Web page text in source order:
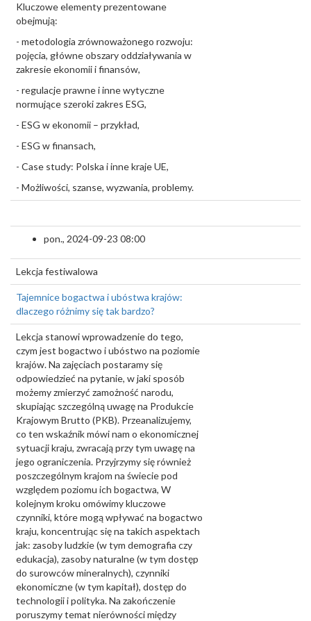
Kluczowe elementy prezentowane
obejmują:
- metodologia zrównoważonego rozwoju:
pojęcia, główne obszary oddziaływania w
zakresie ekonomii i finansów,
- regulacje prawne i inne wytyczne
normujące szeroki zakres ESG,
- ESG w ekonomii – przykład,
- ESG w finansach,
- Case study: Polska i inne kraje UE,
- Możliwości, szanse, wyzwania, problemy.
pon., 2024-09-23 08:00
Lekcja festiwalowa
Tajemnice bogactwa i ubóstwa krajów:
dlaczego różnimy się tak bardzo?
Lekcja stanowi wprowadzenie do tego,
czym jest bogactwo i ubóstwo na poziomie
krajów. Na zajęciach postaramy się
odpowiedzieć na pytanie, w jaki sposób
możemy zmierzyć zamożność narodu,
skupiając szczególną uwagę na Produkcie
Krajowym Brutto (PKB). Przeanalizujemy,
co ten wskaźnik mówi nam o ekonomicznej
sytuacji kraju, zwracają przy tym uwagę na
jego ograniczenia. Przyjrzymy się również
poszczególnym krajom na świecie pod
względem poziomu ich bogactwa, W
kolejnym kroku omówimy kluczowe
czynniki, które mogą wpływać na bogactwo
kraju, koncentrując się na takich aspektach
jak: zasoby ludzkie (w tym demografia czy
edukacja), zasoby naturalne (w tym dostęp
do surowców mineralnych), czynniki
ekonomiczne (w tym kapitał), dostęp do
technologii i polityka. Na zakończenie
poruszymy temat nierówności między